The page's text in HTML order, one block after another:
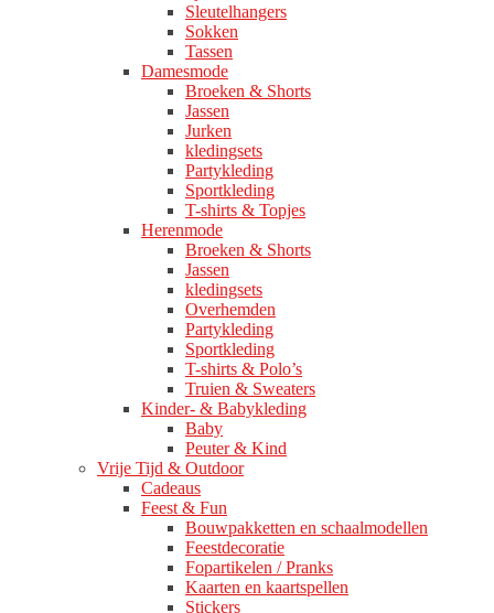
Sleutelhangers
Sokken
Tassen
Damesmode
Broeken & Shorts
Jassen
Jurken
kledingsets
Partykleding
Sportkleding
T-shirts & Topjes
Herenmode
Broeken & Shorts
Jassen
kledingsets
Overhemden
Partykleding
Sportkleding
T-shirts & Polo’s
Truien & Sweaters
Kinder- & Babykleding
Baby
Peuter & Kind
Vrije Tijd & Outdoor
Cadeaus
Feest & Fun
Bouwpakketten en schaalmodellen
Feestdecoratie
Fopartikelen / Pranks
Kaarten en kaartspellen
Stickers